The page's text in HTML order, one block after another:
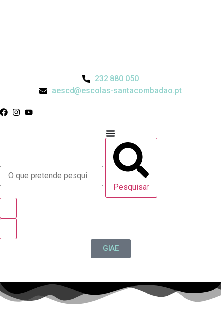
232 880 050
aescd@escolas-santacombadao.pt
Pesquisar
GIAE